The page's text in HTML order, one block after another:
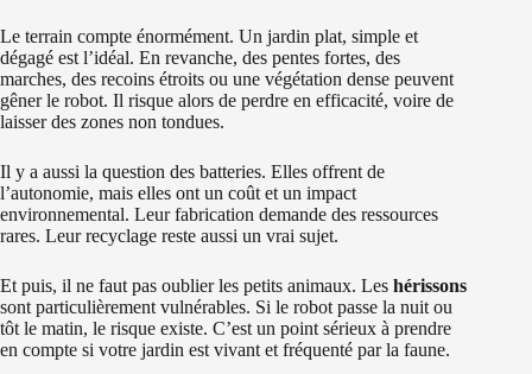
Le terrain compte énormément. Un jardin plat, simple et
dégagé est l’idéal. En revanche, des pentes fortes, des
marches, des recoins étroits ou une végétation dense peuvent
gêner le robot. Il risque alors de perdre en efficacité, voire de
laisser des zones non tondues.
Il y a aussi la question des batteries. Elles offrent de
l’autonomie, mais elles ont un coût et un impact
environnemental. Leur fabrication demande des ressources
rares. Leur recyclage reste aussi un vrai sujet.
Et puis, il ne faut pas oublier les petits animaux. Les hérissons
sont particulièrement vulnérables. Si le robot passe la nuit ou
tôt le matin, le risque existe. C’est un point sérieux à prendre
en compte si votre jardin est vivant et fréquenté par la faune.